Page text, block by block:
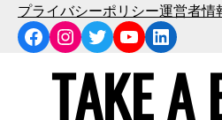
プライバシーポリシー運営者情
Facebook
Instagram
Twitter
YouTube
LinkedIn
TAKE A